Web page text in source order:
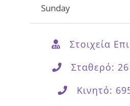
Sunday
Στοιχεία
Σταθερό:
Κινητό: